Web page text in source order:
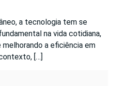
a tecnologia tem se
na vida cotidiana,
a eficiência em
[…]